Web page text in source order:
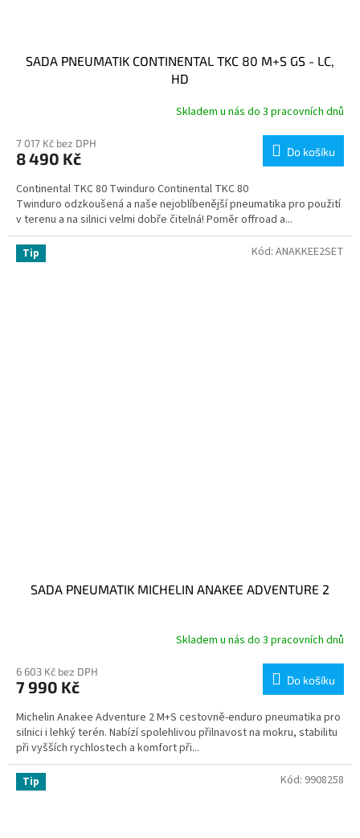
SADA PNEUMATIK CONTINENTAL TKC 80 M+S GS - LC,
HD
Skladem u nás do 3 pracovních dnů
7 017 Kč bez DPH
8 490 Kč Do košíku
Continental TKC 80 Twinduro Continental TKC 80
Twinduro odzkoušená a naše nejoblíbenější pneumatika pro použití
v terenu a na silnici velmi dobře čitelná! Poměr offroad a...
Tip
SADA PNEUMATIK MICHELIN ANAKEE ADVENTURE 2
Skladem u nás do 3 pracovních dnů
6 603 Kč bez DPH
7 990 Kč Do košíku
Michelin Anakee Adventure 2 M+S cestovně-enduro pneumatika pro
silnici i lehký terén. Nabízí spolehlivou přilnavost na mokru, stabilitu
při vyšších rychlostech a komfort při...
Kód: ANAKKEE2SET
Tip Kód: 9908258